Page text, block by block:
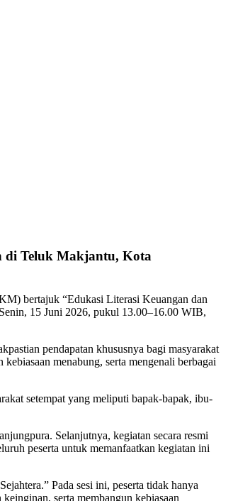
di Teluk Makjantu, Kota
bertajuk “Edukasi Literasi Keuangan dan
15 Juni 2026, pukul 13.00–16.00 WIB,
pendapatan khususnya bagi masyarakat
menabung, serta mengenali berbagai
setempat yang meliputi bapak-bapak, ibu-
Selanjutnya, kegiatan secara resmi
peserta untuk memanfaatkan kegiatan ini
Pada sesi ini, peserta tidak hanya
serta membangun kebiasaan